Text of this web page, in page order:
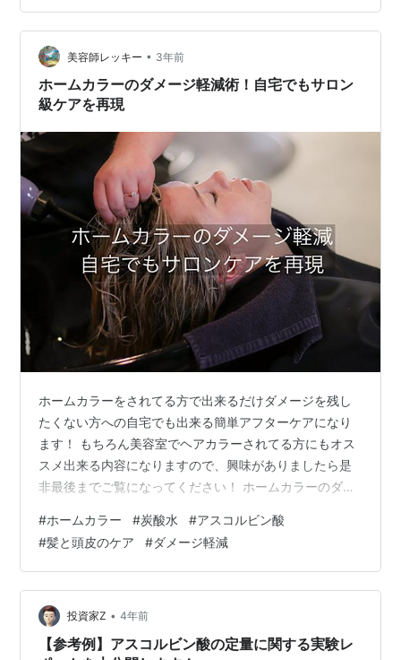
るために仕方ないのかなと思います。) ただ、気楽にビタ
ミンＣを飲むなら「ＣＣレモン」（500mlＰＢでビタミ
ンＣ:800mg入り）をスーパーで買…
美容師レッキー • 3年前
ホームカラーのダメージ軽減術！自宅でもサロン
級ケアを再現
ホームカラーをされてる方で出来るだけダメージを残し
たくない方への自宅でも出来る簡単アフターケアになり
ます！ もちろん美容室でヘアカラーされてる方にもオス
スメ出来る内容になりますので、興味がありましたら是
非最後までご覧になってください！ ホームカラーのダメ
ピレッキーです！ 簡単に自己紹介 ヘアカラーのダメージ
の説明 チャットGPTの見解 美容師の見解 最後に 簡単に
自己紹介 このブログはチャットGPTというAIと美容師で
ある私パリピレッキーが美容、健康に対しての両方の見
解を書いています！ しかし私パリピレッキーは健康オタ
クであり少し変わった独…
#ホームカラー #炭酸水 #アスコルビン酸
#髪と頭皮のケア #ダメージ軽減
投資家Z • 4年前
【参考例】アスコルビン酸の定量に関する実験レ